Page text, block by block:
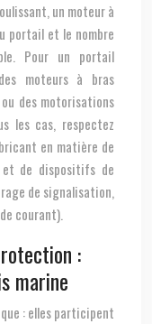
un moteur à
portail et le nombre
Pour un portail
moteurs à bras
des motorisations
les cas, respectez
en matière de
et de dispositifs de
de signalisation,
courant).
:
marine
: elles participent